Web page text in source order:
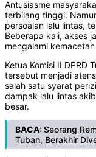
Antusiasme
terbilang tinggi.
persoalan lalu lintas,
Beberapa kali, akses
mengalami
Ketua Komisi II DPRD
tersebut menjadi
salah satu syarat
dampak lalu lintas
besar.
BACA:Seorang
Tuban, Berakhir